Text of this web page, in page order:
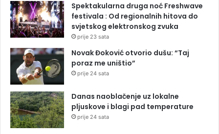
Spektakularna druga noć Freshwave
festivala : Od regionalnih hitova do
svjetskog elektronskog zvuka
prije 23 sata
Novak Đoković otvorio dušu: “Taj
poraz me uništio”
prije 24 sata
Danas naoblačenje uz lokalne
pljuskove i blagi pad temperature
prije 24 sata